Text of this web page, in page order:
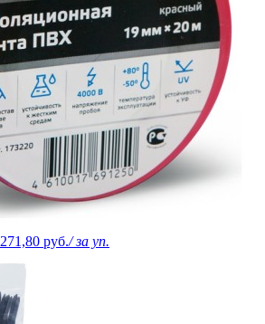
271,80 руб./ за уп.